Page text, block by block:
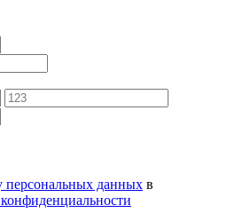
персональных данных в